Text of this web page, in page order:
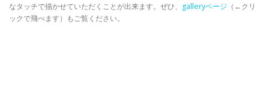
なタッチで描かせていただくことが出来ます。ぜひ、
galleryページ （←クリ
ックで飛べます）もご覧ください。